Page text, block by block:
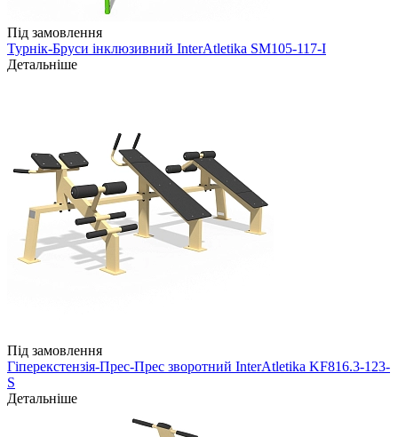
Під замовлення
Турнік-Бруси інклюзивний InterAtletika SM105-117-I
Детальніше
Під замовлення
Гіперекстензія-Прес-Прес зворотний InterAtletika KF816.3-123-
S
Детальніше